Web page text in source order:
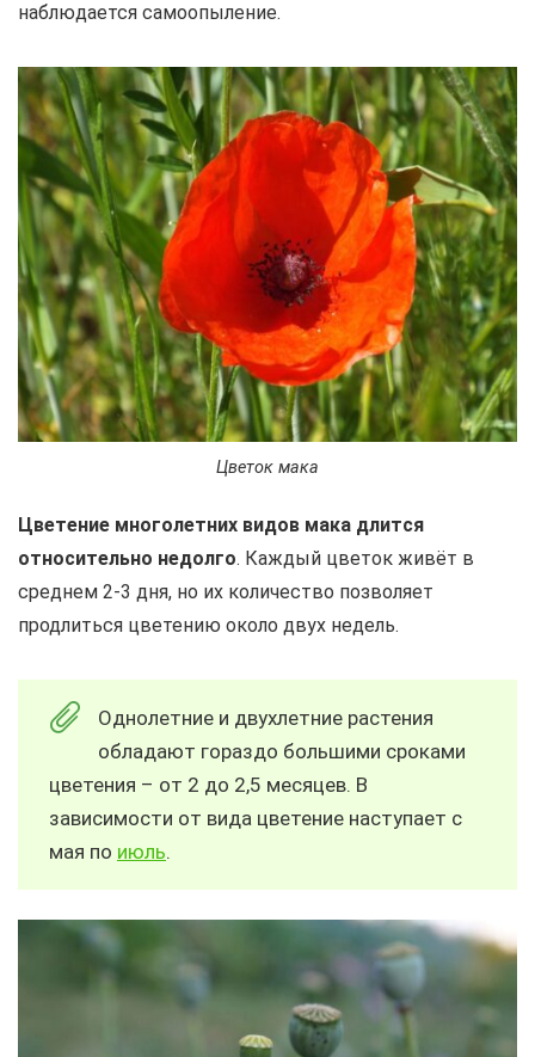
наблюдается самоопыление.
Цветок мака
Цветение многолетних видов мака длится
относительно недолго. Каждый цветок живёт в
среднем 2-3 дня, но их количество позволяет
продлиться цветению около двух недель.
Однолетние и двухлетние растения
обладают гораздо большими сроками
цветения – от 2 до 2,5 месяцев. В
зависимости от вида цветение наступает с
мая по июль.